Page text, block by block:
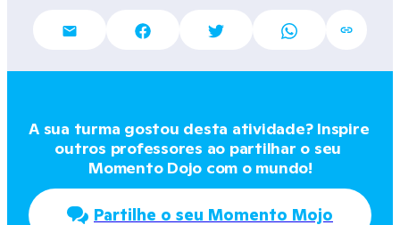
A sua turma gostou desta atividade? Inspire
outros professores ao partilhar o seu
Momento Dojo com o mundo!
Partilhe o seu Momento Mojo